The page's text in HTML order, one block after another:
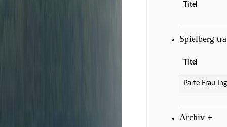
Titel
Spielberg
Titel
Parte Frau
Archiv +